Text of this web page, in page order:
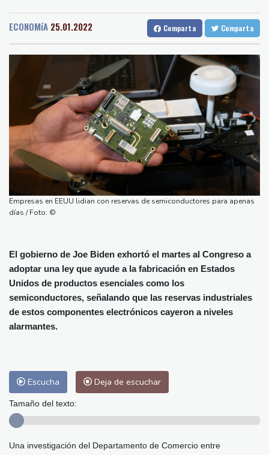
Barcelona
29 °C Bilbao
23 °C
Santo Domingo
31 °C
31 °C Puerto Rico
27 °C
Quito
15 °C Brasilia
29 °C
Manaus
34 °C Rio de Janeiro
30 °C
São Paulo
24 °C
Nava de la Asunción
30 °C
Bueno Aires
35 °C
Punta Arena
33 °C
Montevideo
13 °C Panama
San Salvador
29 °C Oaxaca
27 °C
Alicante
29 °C Córdoba
34 °C
Málaga
28 °C Murcia
30 °C
Las Palmas de Gran Canaria
27 °C
Buenos Aires
13 °C
Caracas
general de EEUU
Muere el productor William Orbit, que colaboró con Madonna en
"Ray of Light"
Los rebeldes hutíes continúan su ofensiva en Yemen con
ataques en una región petrolera
La OMS propone probar en RDC una vacuna ya existente contra
otra cepa del ébola
Arabia Saudita, Pakistán y Turquía firman un pacto de defensa
en medio de la tensión con Irán
México y Perú restablecen sus relaciones diplomáticas tras una
disputa por asilo
EEUU pierde empleos, un golpe a las afirmaciones de Trump
ECONOMíA 25.01.2022 Comparta Comparta
Empresas en EEUU lidian con reservas de semiconductores para apenas
días / Foto: ©
El gobierno de Joe Biden exhortó el martes al Congreso a
adoptar una ley que ayude a la fabricación en Estados
Unidos de productos esenciales como los
semiconductores, señalando que las reservas industriales
de estos componentes electrónicos cayeron a niveles
alarmantes.
Escucha Deja de escuchar
Tamaño del texto:
Una investigación del Departamento de Comercio entre